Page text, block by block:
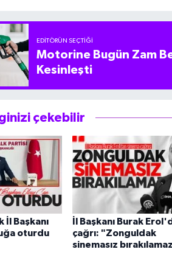
EDITÖRÜN SEÇTIĞI
Motorine Bugün Zam
Kesinleşti
çekebilir
İl Başkanı
oturdu
İl Başkanı Burak
çağrı: "Zonguldak
sinemasız